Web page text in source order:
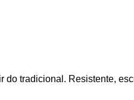
tradicional. Resistente,